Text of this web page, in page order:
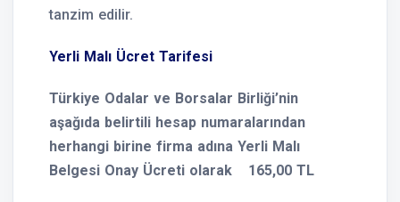
tanzim edilir.
Yerli Malı Ücret Tarifesi
Türkiye Odalar ve Borsalar Birliği’nin
aşağıda belirtili hesap numaralarından
herhangi birine firma adına Yerli Malı
Belgesi Onay Ücreti olarak
165,00 TL